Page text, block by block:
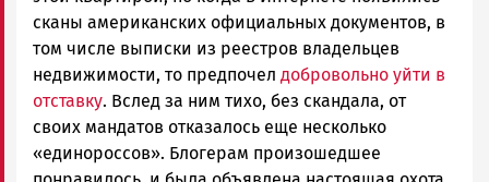
сканы американских официальных документов, в
том числе выписки из реестров владельцев
недвижимости, то предпочел добровольно уйти в
отставку. Вслед за ним тихо, без скандала, от
своих мандатов отказалось еще несколько
«единороссов». Блогерам произошедшее